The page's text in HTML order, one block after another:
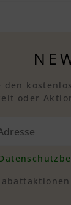
den
oder